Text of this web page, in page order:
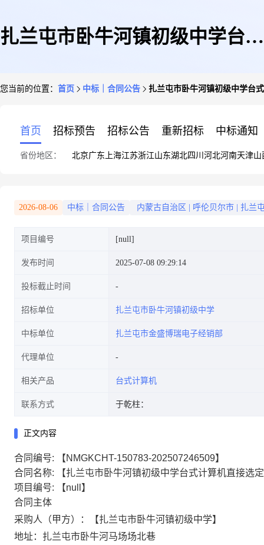
扎兰屯市卧牛河镇初级中学台式
您当前的位置： 首页 中标｜合同公告 扎兰屯市卧牛河镇初级中学台
首页 招标预告 招标公告 重新招标 中标通知
省份地区： 北京广东 上海江苏浙江山东湖北四川 河北河南天津山
2026-08-06 中标｜合同公告 内蒙古自治区 呼伦贝尔市 扎兰
项目编号 [null]
发布时间 2025-07-08 09:29:14
投标截止时间
招标单位 扎兰屯市卧牛河镇初级中学
中标单位 扎兰屯市金盛博瑞电子经销部
代理单位
相关产品 台式计算机
联系方式 于乾柱：
正文内容
合同编号:
【NMGKCHT-150783-202507246509】
合同名称:
【扎兰屯市卧牛河镇初级中学台式计算机直接选
项目编号:
【null】
合同主体
采购人（甲方）：【扎兰屯市卧牛河镇初级中学】
地址：扎兰屯市卧牛河马场场北巷